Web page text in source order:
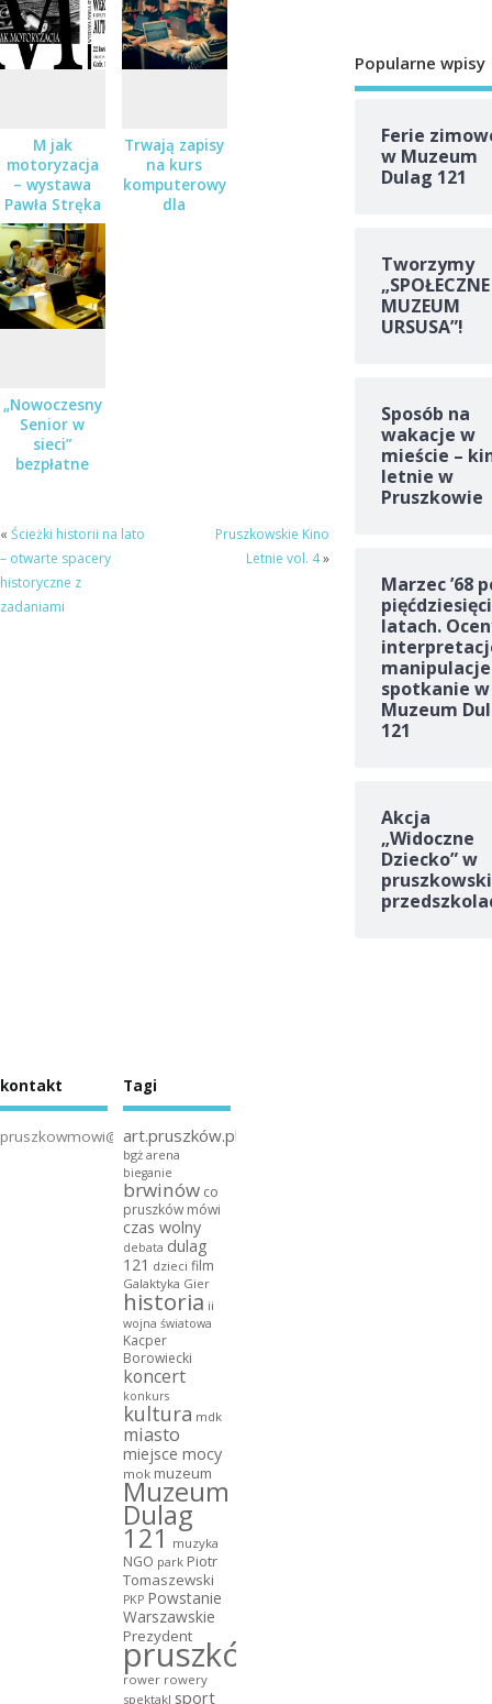
M jak
motoryzacja
– wystawa
Pawła Stręka
Trwają zapisy
na kurs
komputerowy
dla
„Nowoczesny
Senior w
sieci”
bezpłatne
komputera
dla osób 50+
« Ścieżki historii na lato
– otwarte spacery
historyczne z
zadaniami
Pruszkowskie Kino
Letnie vol. 4»
Popularne wpisy
Ferie
w Muzeum
Dulag 121
Tworzymy
„SPOŁECZNE
MUZEUM
URSUSA”!
Sposób na
wakacje w
mieście –
letnie w
Pruszkowie
Marzec ’68
latach.
spotkanie w
Muzeum
121
Akcja
„Widoczne
Dziecko” w
kontakt
pruszkowmowi@gmail.com
Tagi
art.pruszków.pl
bgż arena
bieganie
brwinów co
pruszków mówi
czas wolny
debata dulag
121 dzieci film
Galaktyka Gier
historia ii
wojna światowa
Kacper
Borowiecki
koncert
konkurs
kultura mdk
miasto
miejsce mocy
mok muzeum
Muzeum
Dulag
121 muzyka
NGO park Piotr
Tomaszewski
PKP Powstanie
Warszawskie
Prezydent
pruszków
rower rowery
spektakl sport